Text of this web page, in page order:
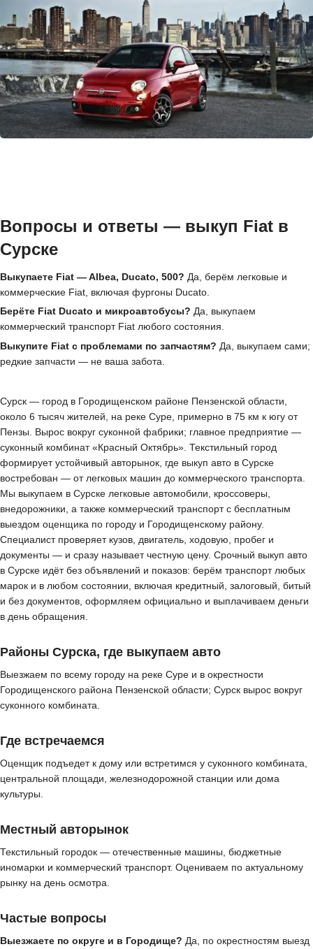
Вопросы и ответы — выкуп Fiat в
Сурске
Выкупаете Fiat — Albea, Ducato, 500? Да, берём легковые и
коммерческие Fiat, включая фургоны Ducato.
Берёте Fiat Ducato и микроавтобусы? Да, выкупаем
коммерческий транспорт Fiat любого состояния.
Выкупите Fiat с проблемами по запчастям? Да, выкупаем сами;
редкие запчасти — не ваша забота.
Сурск — город в Городищенском районе Пензенской области,
около 6 тысяч жителей, на реке Суре, примерно в 75 км к югу от
Пензы. Вырос вокруг суконной фабрики; главное предприятие —
суконный комбинат «Красный Октябрь». Текстильный город
формирует устойчивый авторынок, где выкуп авто в Сурске
востребован — от легковых машин до коммерческого транспорта.
Мы выкупаем в Сурске легковые автомобили, кроссоверы,
внедорожники, а также коммерческий транспорт с бесплатным
выездом оценщика по городу и Городищенскому району.
Специалист проверяет кузов, двигатель, ходовую, пробег и
документы — и сразу называет честную цену. Срочный выкуп авто
в Сурске идёт без объявлений и показов: берём транспорт любых
марок и в любом состоянии, включая кредитный, залоговый, битый
и без документов, оформляем официально и выплачиваем деньги
в день обращения.
Районы Сурска, где выкупаем авто
Выезжаем по всему городу на реке Суре и в окрестности
Городищенского района Пензенской области; Сурск вырос вокруг
суконного комбината.
Где встречаемся
Оценщик подъедет к дому или встретимся у суконного комбината,
центральной площади, железнодорожной станции или дома
культуры.
Местный авторынок
Текстильный городок — отечественные машины, бюджетные
иномарки и коммерческий транспорт. Оцениваем по актуальному
рынку на день осмотра.
Частые вопросы
Выезжаете по округе и в Городище? Да, по окрестностям выезд